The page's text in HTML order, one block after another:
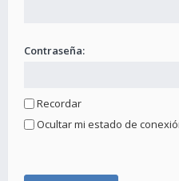
Contraseña:
Recordar
Ocultar mi estado de